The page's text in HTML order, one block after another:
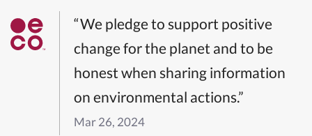
“We pledge to support positive
change for the planet and to be
honest when sharing information
on environmental actions.”
Mar 26, 2024